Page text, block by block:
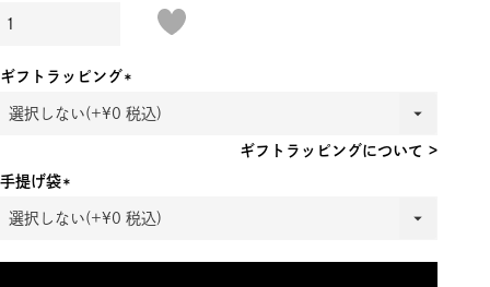
ギフトラッピング
(必
ギフトラッピングについて >
手提げ袋
(必